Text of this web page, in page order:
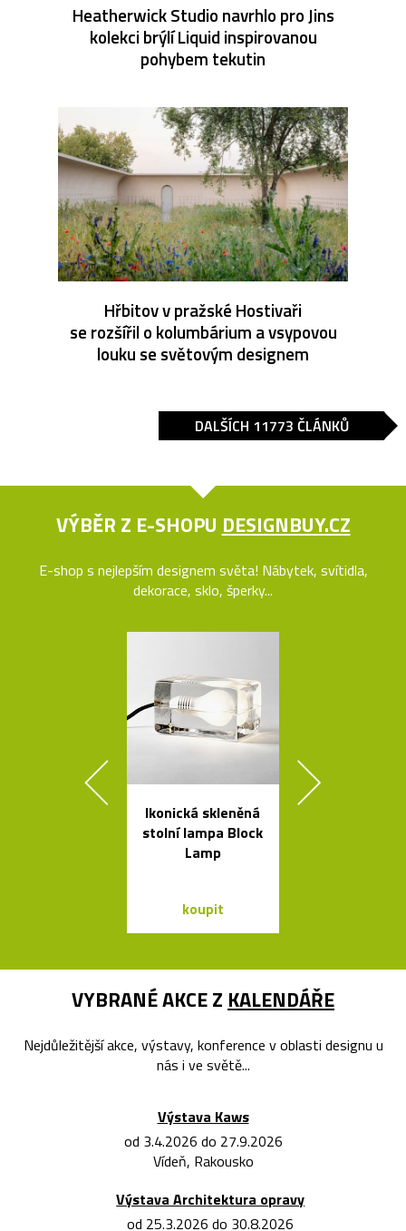
Heatherwick Studio navrhlo pro Jins
kolekci brýlí Liquid inspirovanou
pohybem tekutin
Hřbitov v pražské Hostivaři
se rozšířil o kolumbárium a vsypovou
louku se světovým designem
DALŠÍCH 11773 ČLÁNKŮ
VÝBĚR Z E-SHOPU DESIGNBUY.CZ
E-shop s nejlepším designem světa! Nábytek, svítidla,
dekorace, sklo, šperky...
Ikonická skleněná
stolní lampa Block
Lamp
koupit
VYBRANÉ AKCE Z KALENDÁŘE
Nejdůležitější akce, výstavy, konference v oblasti designu u
nás i ve světě...
Výstava Kaws
od 3.4.2026 do 27.9.2026
Vídeň, Rakousko
Výstava Architektura opravy
od 25.3.2026 do 30.8.2026